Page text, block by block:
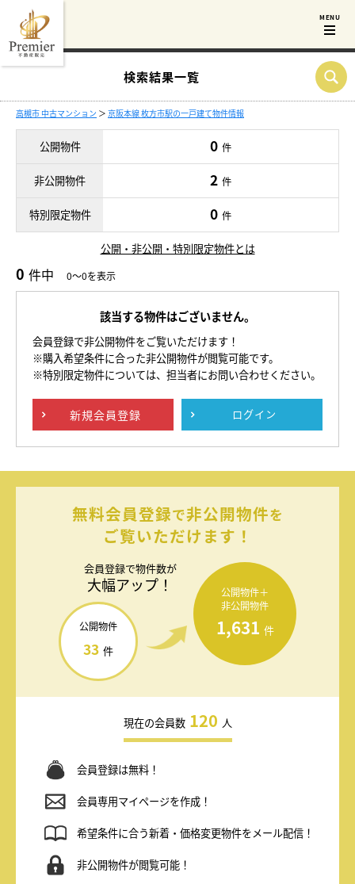
検索結果一覧
高槻市 中古マンション ＞ 京阪本線 枚方市駅の一戸建て物件情報
公開物件 0 件
非公開物件 2 件
特別限定物件 0 件
公開・非公開・特別限定物件とは
0 件中 0～0を表示
該当する物件はございません。
会員登録で非公開物件をご覧いただけます！
※購入希望条件に合った非公開物件が閲覧可能です。
※特別限定物件については、担当者にお問い合わせください。
新規会員登録 ログイン
無料会員登録で非公開物件を
ご覧いただけます！
会員登録で物件数が
大幅アップ！
公開物件
33 件
公開物件＋
非公開物件
1,631 件
現在の会員数 120 人
会員登録は無料！
会員専用マイページを作成！
希望条件に合う新着・価格変更物件をメール配信！
非公開物件が閲覧可能！